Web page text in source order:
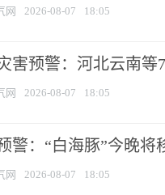
网 2026-08-07 18:05
害预警：河北云南
网 2026-08-07 18:05
警：“白海豚”今晚将
网 2026-08-07 18:05